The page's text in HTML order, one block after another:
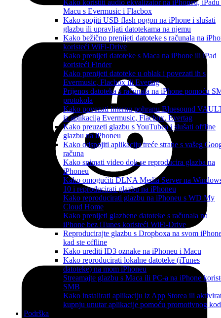
Kako koristiti audio ekvalizator na iPhoneu,
Macu s Evermusic i Flacbox
Kako spojiti USB flash pogon na iPhone i slušati
glazbu ili upravljati datotekama na njemu
Kako bežično prenijeti datoteke s računala na
koristeći WiFi-Drive
Kako prenijeti datoteke s Maca na iPhone ili iPad
koristeći Finder
Kako prenijeti datoteke u oblak i povezati ih s
Evermusic, Flacbox ili Evertag
Prijenos datoteka s računala na iPhone pomoću
protokola
Kako povezati internu pohranu Bluesound
iz aplikacija Evermusic, Flacbox, Evertag
Kako preuzeti glazbu s YouTubea i slušati offline
glazbu na iPhoneu
Kako odspojiti aplikaciju treće strane s vašeg
računa
Kako snimati video dok se reproducira glazba na
iPhoneu
Kako omogućiti DLNA Media Server na
10 i reproducirati glazbu na iPhoneu
Kako reproducirati glazbu na iPhoneu s WD My
Cloud Home
Kako prenijeti glazbene datoteke s računala na
iPhone bez iTunes koristeći WiFi-Drive
Reproducirajte glazbu s Dropboxa na svom
kad ste offline
Kako urediti ID3 oznake na iPhoneu i Macu
Kako reproducirati lokalne datoteke (iTunes
datoteke) na mom iPhoneu
Streamajte glazbu s Maca ili PC-a na iPhone
SMB
Kako instalirati aplikaciju iz App Storea ili
kupnju unutar aplikacije pomoću promotivnog
Podrška